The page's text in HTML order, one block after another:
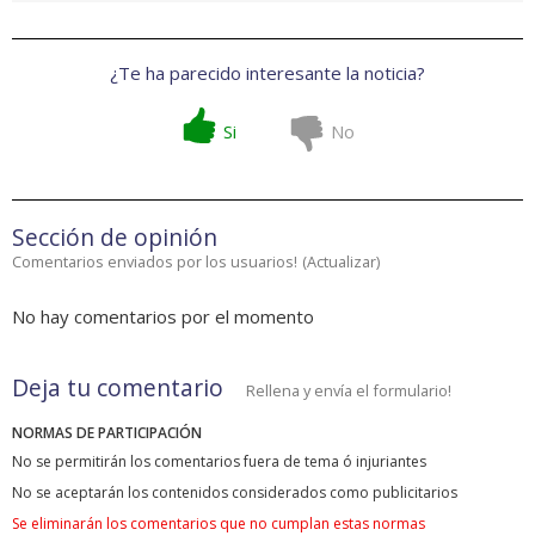
¿Te ha parecido interesante la noticia?
Si No
Sección de opinión
Comentarios enviados por los usuarios! (Actualizar)
No hay comentarios por el momento
Deja tu comentario Rellena y envía el formulario!
NORMAS DE PARTICIPACIÓN
No se permitirán los comentarios fuera de tema ó injuriantes
No se aceptarán los contenidos considerados como publicitarios
Se eliminarán los comentarios que no cumplan estas normas